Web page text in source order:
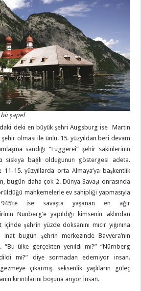
bir şapel
deki en büyük şehri Augsburg ise Martin
olması ile ünlü. 15. yüzyıldan beri devam
sandığı “Fuggerei” şehir sakinlerinin
sıskıya bağlı olduğunun göstergesi adeta.
15. yüzyıllarda orta Almaya’ya başkentlik
bugün daha çok 2. Dünya Savaşı onrasında
mahkemelerle ev sahipliği yapmasıyla
ise savaşta yaşanan en ağır
Nünberg’e yapıldığı kimsenin aklından
şehrin yüzde doksanını mıcır yığınına
inat bugün şehrin merkezinde Bavyera’nın
“Bu ülke gerçekten yenildi mi?” “Nürnberg
mi?” diye sormadan edemiyor insan.
çıkarmış seksenlik yaşlıların güleç
kırıntılarını boşuna arıyor insan.